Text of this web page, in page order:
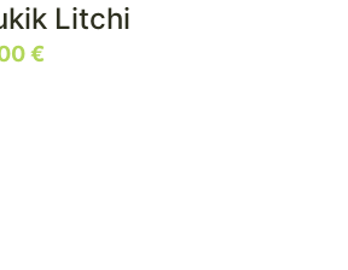
Litchi
€El